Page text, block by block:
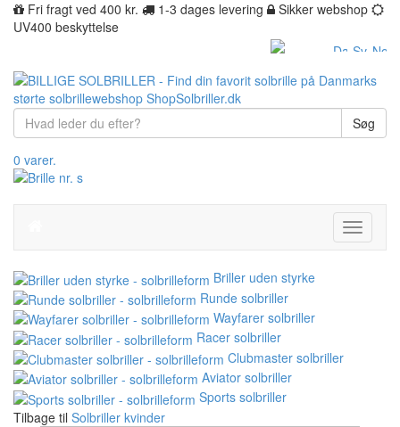
Fri fragt ved 400 kr. 1-3 dages levering
Sikker webshop
UV400 beskyttelse
Søg
0 varer.
Toggle
Briller uden styrke
Runde solbriller
Wayfarer solbriller
Racer solbriller
Clubmaster solbriller
Aviator solbriller
Sports solbriller
Tilbage til Solbriller kvinder